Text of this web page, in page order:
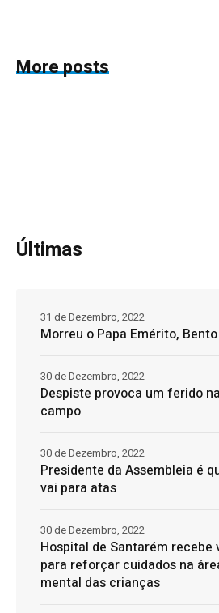
More posts
Últimas
Morreu o Papa Emérito, Bento
31 de Dezembro, 2022
Despiste provoca um ferido
campo
30 de Dezembro, 2022
Presidente da Assembleia é
vai para atas
30 de Dezembro, 2022
Hospital de Santarém
para reforçar cuidados na
mental das crianças
30 de Dezembro, 2022